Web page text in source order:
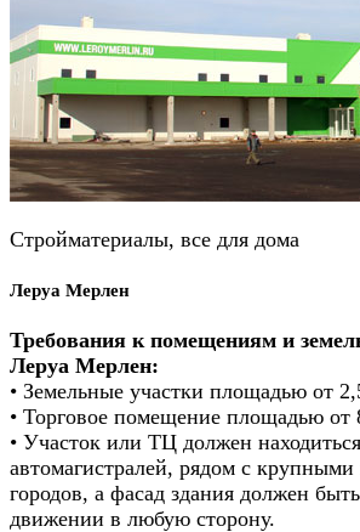
Стройматериалы, все для дома
Леруа Мерлен
Требования к помещениям и
Леруа Мерлен:
• Земельные участки площадью от
• Торговое помещение площадью от
• Участок или ТЦ должен
автомагистралей, рядом с
городов, а фасад здания должен
движении в любую сторону.